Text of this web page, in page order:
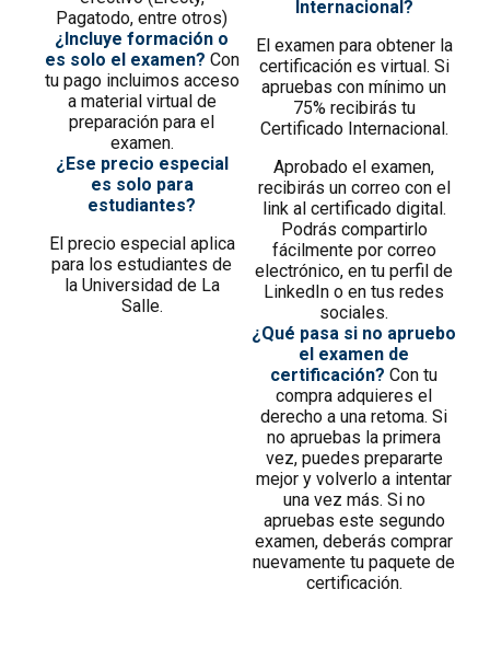
Pagatodo, entre otros)
¿Incluye formación o
es solo el examen?
tu pago incluimos acceso
a material virtual de
preparación para el
examen.
¿Ese precio especial
es solo para
estudiantes?
El precio especial aplica
para los estudiantes de
la Universidad de La
Salle.
Internacional?
El examen para obtener la
certificación es virtual. Si
apruebas con mínimo un
75% recibirás tu
Certificado Internacional.
Aprobado el examen,
recibirás un correo con el
link al certificado digital.
Podrás compartirlo
fácilmente por correo
electrónico, en tu perfil de
LinkedIn o en tus redes
sociales.
¿Qué pasa si no apruebo
el examen de
certificación? Con tu
compra adquieres el
derecho a una retoma. Si
no apruebas la primera
vez, puedes prepararte
mejor y volverlo a intentar
una vez más. Si no
apruebas este segundo
examen, deberás comprar
nuevamente tu paquete de
certificación.